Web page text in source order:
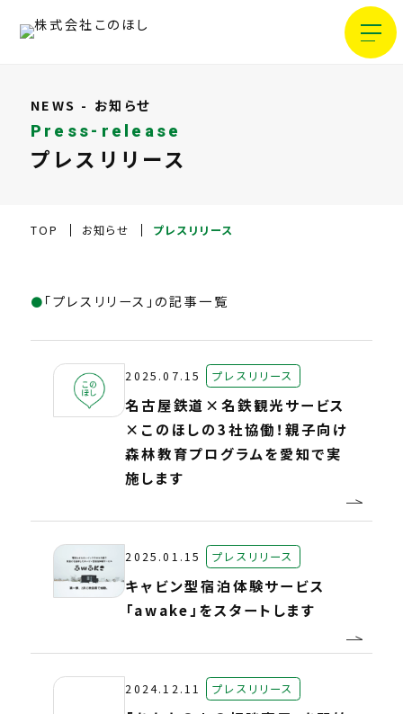
NEWS - お知らせ
Press-release
プレスリリース
TOP お知らせ プレスリリース
「プレスリリース」の記事一覧
2025.07.15 プレスリリース
名古屋鉄道×名鉄観光サービス
×このほしの3社協働！親子向け
森林教育プログラムを愛知で実
施します
2025.01.15 プレスリリース
キャビン型宿泊体験サービス
「awake」をスタートします
2024.12.11 プレスリリース